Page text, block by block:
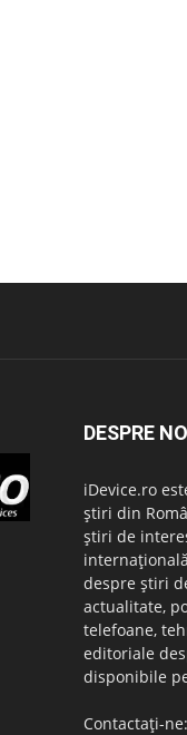
DESPRE
iDevice.ro
știri din
știri de
despre știri
actualitate,
telefoane,
editoriale
disponibile
Contactați-ne: